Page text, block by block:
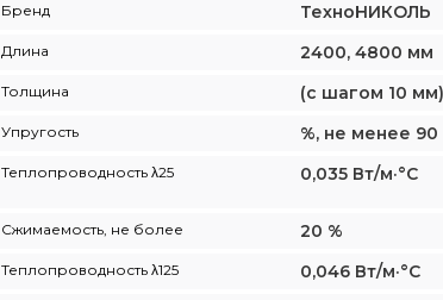
Бренд ТехноНИКОЛЬ
Длина 2400, 4800 мм
Толщина (с шагом 10
Упругость %, не менее 90
Теплопроводность λ25 0,035 Вт/м·°С
Сжимаемость, не более 20 %
Теплопроводность λ125 0,046 Вт/м·°С